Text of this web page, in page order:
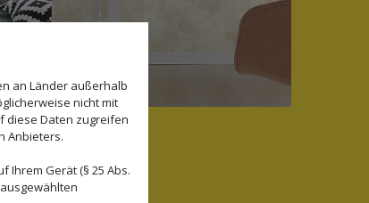
an Länder außerhalb
nicht mit
diese Daten zugreifen
Anbieters.
Ihrem Gerät (§ 25 Abs.